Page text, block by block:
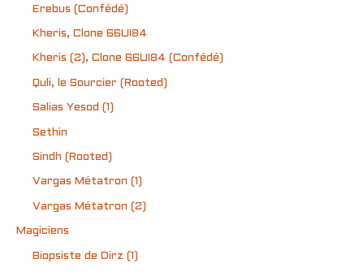
Erebus (Confédé)
Kheris, Clone 66UI84
Kheris (2), Clone 66UI84 (Confédé)
Quli, le Sourcier (Rooted)
Salias Yesod (1)
Sethin
Sindh (Rooted)
Vargas Métatron (1)
Vargas Métatron (2)
Magiciens
Biopsiste de Dirz (1)